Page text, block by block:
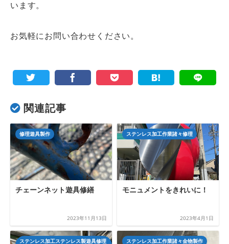
います。
お気軽にお問い合わせください。
関連記事
修理遊具製作
チェーンネット遊具修繕
2023年11月13日
ステンレス加工作業諸々修理
モニュメントをきれいに！
2023年4月1日
ステンレス加工ステンレス製遊具修理
ステンレス加工作業諸々金物製作